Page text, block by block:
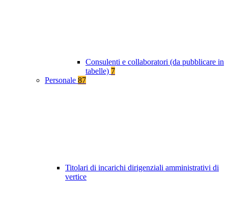
Consulenti e collaboratori (da pubblicare in
tabelle) 7
Personale 87
Titolari di incarichi dirigenziali amministrativi di
vertice